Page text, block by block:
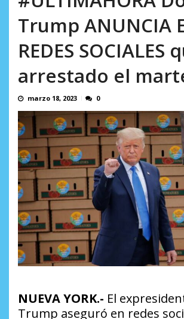
Trump ANUNCIA
REDES SOCIALES
arrestado el
marzo 18, 2023 0
NUEVA YORK.- El
Trump aseguró en redes